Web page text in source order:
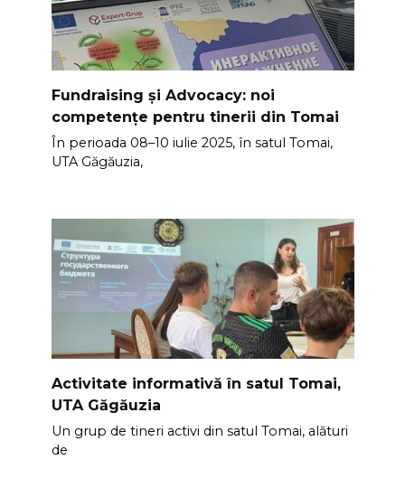
Fundraising și Advocacy: noi
competențe pentru tinerii din Tomai
În perioada 08–10 iulie 2025, în satul Tomai,
UTA Găgăuzia,
Activitate informativă în satul Tomai,
UTA Găgăuzia
Un grup de tineri activi din satul Tomai, alături
de